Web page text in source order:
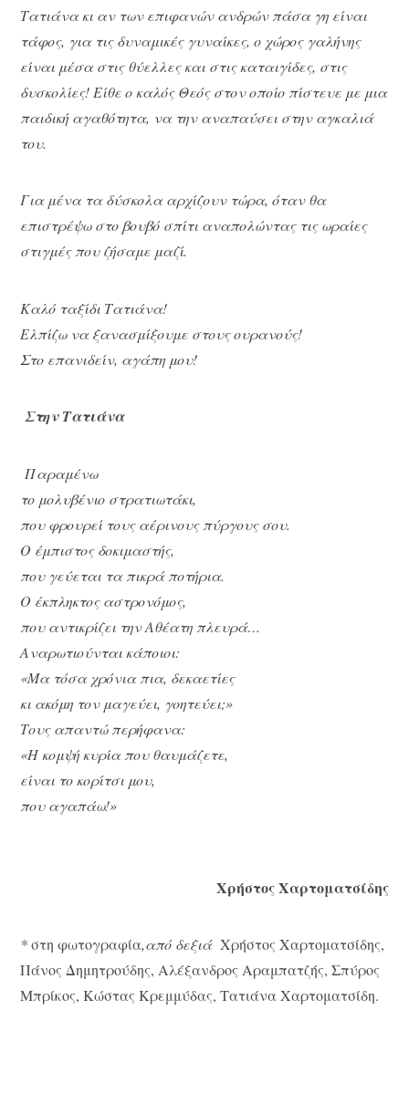
Τατιάνα κι αν των επιφανών ανδρών πάσα γη είναι
τάφος, για τις δυναμικές γυναίκες, ο χώρος γαλήνης
είναι μέσα στις θύελλες και στις καταιγίδες, στις
δυσκολίες! Είθε ο καλός Θεός στον οποίο πίστευε με μια
παιδική αγαθότητα, να την αναπαύσει στην αγκαλιά
του.
Για μένα τα δύσκολα αρχίζουν τώρα, όταν θα
επιστρέψω στο βουβό σπίτι αναπολώντας τις ωραίες
στιγμές που ζήσαμε μαζί.
Καλό ταξίδι Τατιάνα!
Ελπίζω να ξανασμίξουμε στους ουρανούς!
Στο επανιδείν, αγάπη μου!
Στην Τατιάνα
Παραμένω
το μολυβένιο στρατιωτάκι,
που φρουρεί τους αέρινους πύργους σου.
Ο έμπιστος δοκιμαστής,
που γεύεται τα πικρά ποτήρια.
Ο έκπληκτος αστρονόμος,
που αντικρίζει την Αθέατη πλευρά…
Αναρωτιούνται κάποιοι:
«Μα τόσα χρόνια πια, δεκαετίες
κι ακόμη τον μαγεύει, γοητεύει;»
Τους απαντώ περήφανα:
«Η κομψή κυρία που θαυμάζετε,
είναι το κορίτσι μου,
που αγαπάω!»
Χρήστος Χαρτοματσίδης
*στη φωτογραφία,από δεξιά Χρήστος Χαρτοματσίδης,
Πάνος Δημητρούδης, Αλέξανδρος Αραμπατζής, Σπύρος
Μπρίκος, Κώστας Κρεμμύδας, Τατιάνα Χαρτοματσίδη.